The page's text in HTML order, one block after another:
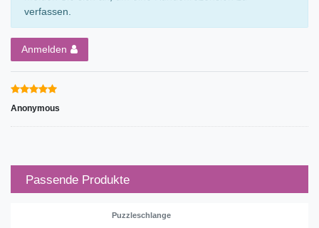
verfassen.
Anmelden
Anonymous
Passende Produkte
Puzzleschlange